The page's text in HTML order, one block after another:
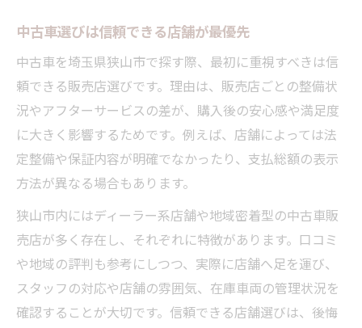
中古車選びは信頼できる店舗が最優先
中古車を埼玉県狭山市で探す際、最初に重視すべきは信
頼できる販売店選びです。理由は、販売店ごとの整備状
況やアフターサービスの差が、購入後の安心感や満足度
に大きく影響するためです。例えば、店舗によっては法
定整備や保証内容が明確でなかったり、支払総額の表示
方法が異なる場合もあります。
狭山市内にはディーラー系店舗や地域密着型の中古車販
売店が多く存在し、それぞれに特徴があります。口コミ
や地域の評判も参考にしつつ、実際に店舗へ足を運び、
スタッフの対応や店舗の雰囲気、在庫車両の管理状況を
確認することが大切です。信頼できる店舗選びは、後悔